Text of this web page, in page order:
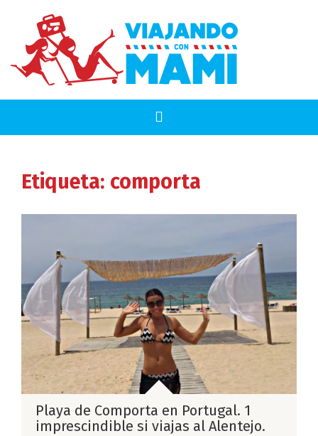
Etiqueta: comporta
Playa de Comporta en Portugal. 1
imprescindible si viajas al Alentejo.